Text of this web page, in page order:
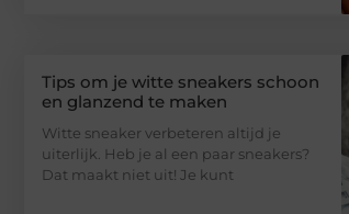
Tips om je witte sneakers schoon
en glanzend te maken
Witte sneaker verbeteren altijd je
uiterlijk. Heb je al een paar sneakers?
Dat maakt niet uit! Je kunt